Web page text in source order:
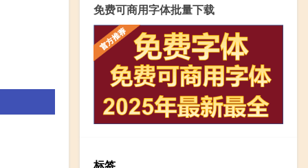
免费可商用字体批量下载
标签